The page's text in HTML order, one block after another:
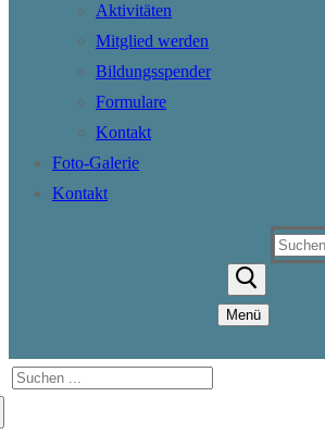
Aktivitäten
Mitglied werden
Bildungsspender
Formulare
Kontakt
Foto-Galerie
Kontakt
Suchen
Menü
Suchen